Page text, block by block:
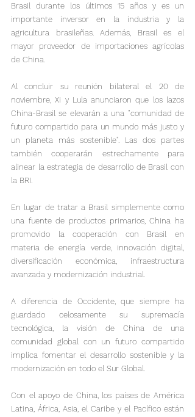
Brasil durante los últimos 15 años y es un
importante inversor en la industria y la
agricultura brasileñas. Además, Brasil es el
mayor proveedor de importaciones agrícolas
de China.
Al concluir su reunión bilateral el 20 de
noviembre, Xi y Lula anunciaron que los lazos
China-Brasil se elevarán a una "comunidad de
futuro compartido para un mundo más justo y
un planeta más sostenible". Las dos partes
también cooperarán estrechamente para
alinear la estrategia de desarrollo de Brasil con
la BRI.
En lugar de tratar a Brasil simplemente como
una fuente de productos primarios, China ha
promovido la cooperación con Brasil en
materia de energía verde, innovación digital,
diversificación económica, infraestructura
avanzada y modernización industrial.
A diferencia de Occidente, que siempre ha
guardado celosamente su supremacía
tecnológica, la visión de China de una
comunidad global con un futuro compartido
implica fomentar el desarrollo sostenible y la
modernización en todo el Sur Global.
Con el apoyo de China, los países de América
Latina, África, Asia, el Caribe y el Pacífico están